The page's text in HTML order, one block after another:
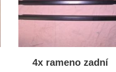
4x rameno zadní